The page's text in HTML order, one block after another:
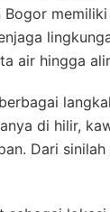
air hingga
di hilir,
Dari